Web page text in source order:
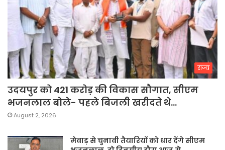
राज्य
उदयपुर को 421 करोड़ की विकास सौगात, सीएम
भजनलाल बोले- पहले बिजली खरीदते थे…
August 2, 2026
मेवाड़ से चुनावी तैयारियों को धार देंगे सीएम